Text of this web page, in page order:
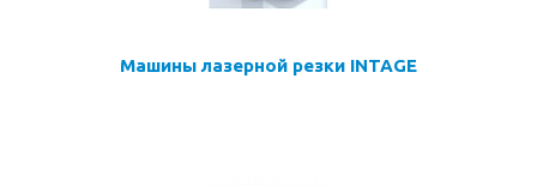
Машины лазерной резки INTAGE